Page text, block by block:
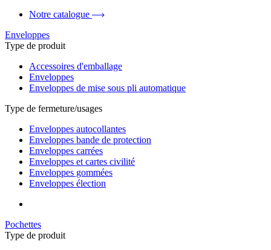
Notre catalogue
Enveloppes
Type de produit
Accessoires d'emballage
Enveloppes
Enveloppes de mise sous pli automatique
Type de fermeture/usages
Enveloppes autocollantes
Enveloppes bande de protection
Enveloppes carrées
Enveloppes et cartes civilité
Enveloppes gommées
Enveloppes élection
Pochettes
Type de produit